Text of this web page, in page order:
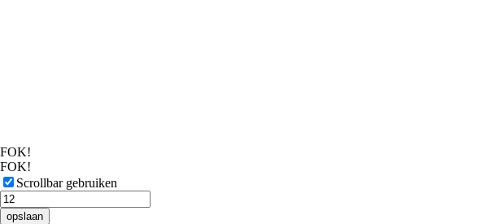
FOK!
FOK!
Scrollbar gebruiken
opslaan